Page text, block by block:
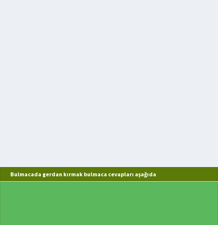
Bulmacada gerdan kırmak bulmaca cevapları aşağıda